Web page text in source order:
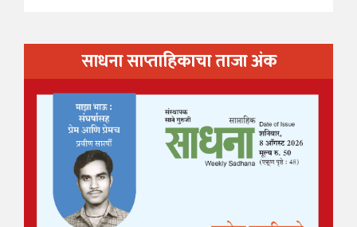
साधना साप्ताहिकाचा ताजा अंक